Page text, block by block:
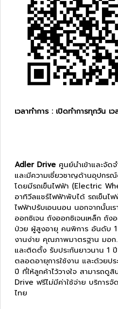
เวลาทำการ : เปิดทำการทุกวัน เ
Adler Drive ศูนย์นำเข้าและจั
และมีความเชี่ยวชาญด้านอุปกรณ์
โดยมีรถเข็นไฟฟ้า (Electric
อาทิวีลแชร์ไฟฟ้าพับได้ รถเข็นไฟ
ไฟฟ้าปรับเอนนอน นอกจากนั้นเ
ออกซิเจน ถังออกซิเจนเหล็ก ถั
ป่วย ผู้สูงอายุ คนพิการ อันดับ 1
งานง่าย คุณภาพมาตรฐาน มอ
และติดตั้ง รับประกันยาวนาน 1
ตลอดอายุการใช้งาน และด้วยป
ปี ที่ให้ลูกค้าไว้วางใจ สามารถ
Drive ฟรีไม่มีค่าใช้จ่าย บริการ
ไทย